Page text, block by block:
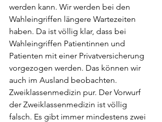
werden kann. Wir werden bei den
Wahleingriffen längere Wartezeiten
haben. Da ist völlig klar, dass bei
Wahleingriffen Patientinnen und
Patienten mit einer Privatversicherung
vorgezogen werden. Das können wir
auch im Ausland beobachten.
Zweiklassenmedizin pur. Der Vorwurf
der Zweiklassenmedizin ist völlig
falsch. Es gibt immer mindestens zwei